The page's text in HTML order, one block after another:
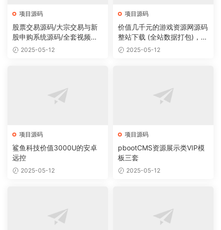
项目源码
股票交易源码/大宗交易与新
股申购系统源码/全套视频教
程 2025-05-12
项目源码
价值几千元的游戏资源网源码
整站下载 (全站数据打包)，数
据里面有200多个宝贝。
2025-05-12
项目源码
鲨鱼科技价值3000U的安卓
远控
2025-05-12
项目源码
pbootCMS资源展示类VIP模
板三套
2025-05-12